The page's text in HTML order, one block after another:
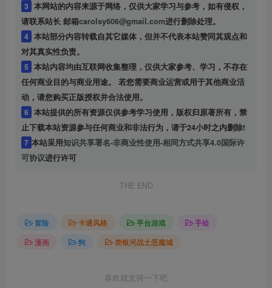
3 本网站的内容来源于网络，仅供大家学习与参考，如有侵权，
请联系站长 邮箱carolsy606@gmail.com进行删除处理。
4 本站部分内容转载自其它媒体，但并不代表本站赞同其观点和
对其真实性负责。
5
任何商业目的与商业用途。 若您需要商业运营或用于其他商业活
动，请您购买正版授权并合法使用。
6 本站提供的所有资源仅供参考学习使用，版权归原著所有，禁
止下载本站资源参与任何商业和非法行为，请于24小时之内删除!
7 本站采用知识共享署名-非商业性使用-相同方式共享4.0国际许
可协议进行许可
THE END
冒险 卡通风格 平台游戏
手绘
漫画
狗 类银河战士恶魔城
喜欢就支持一下吧